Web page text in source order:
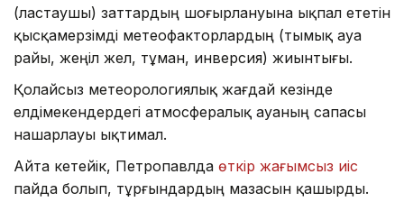
(ластаушы) заттардың шоғырлануына ықпал ететін
қысқамерзімді метеофакторлардың (тымық ауа
райы, жеңіл жел, тұман, инверсия) жиынтығы.
Қолайсыз метеорологиялық жағдай кезінде
елдімекендердегі атмосфералық ауаның сапасы
нашарлауы ықтимал.
Айта кетейік, Петропавлда өткір жағымсыз иіс
пайда болып, тұрғындардың мазасын қашырды.